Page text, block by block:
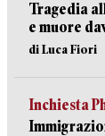
Tragedia
e muore
di Luca Fiori
Inchiesta